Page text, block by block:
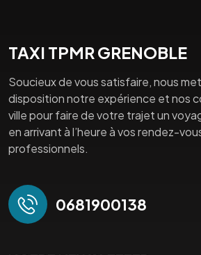
TAXI TPMR GRENOBLE
Soucieux de vous satisfaire, nous
disposition notre expérience et nos
ville pour faire de votre trajet un
en arrivant à l’heure à vos rendez-
professionnels.
0681900138